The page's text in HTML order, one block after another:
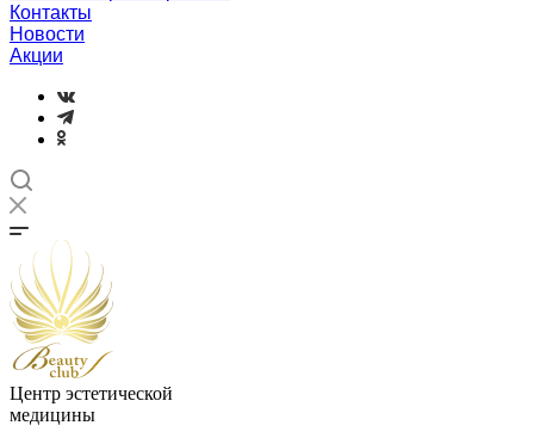
Контакты
Новости
Акции
Центр эстетической
медицины